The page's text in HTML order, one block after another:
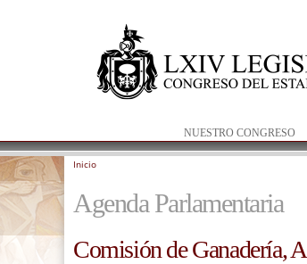
NUESTRO CONGRESO
Inicio
Agenda Parlamentaria
Comisión de Ganadería,